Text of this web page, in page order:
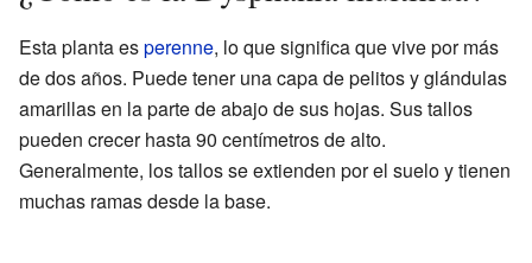
Esta planta esperenne, lo que significa que vive por más
de dos años. Puede tener una capa de pelitos y glándulas
amarillas en la parte de abajo de sus hojas. Sus tallos
pueden crecer hasta 90 centímetros de alto.
Generalmente, los tallos se extienden por el suelo y tienen
muchas ramas desde la base.